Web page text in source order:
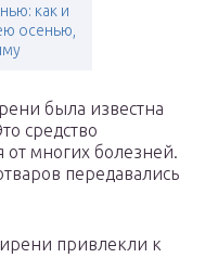
как и
осенью,
была известна
средство
от многих болезней.
передавались
привлекли к